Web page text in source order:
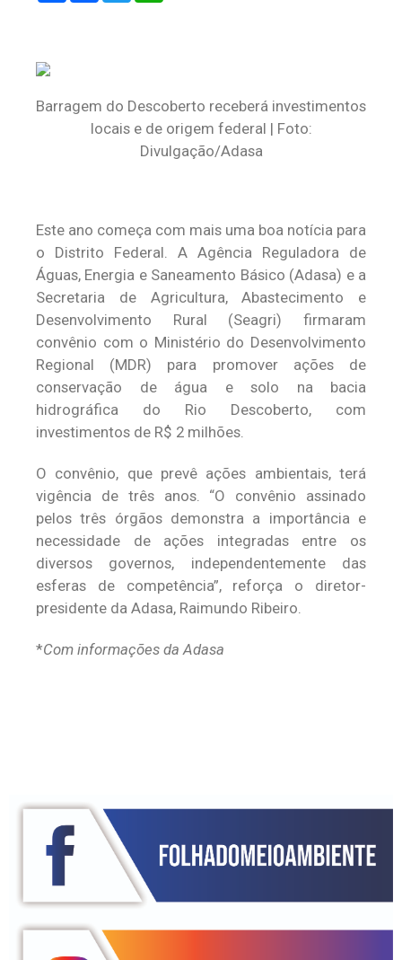
Barragem do Descoberto receberá investimentos
locais e de origem federal | Foto:
Divulgação/Adasa
Este ano começa com mais uma boa notícia para
o Distrito Federal. A Agência Reguladora de
Águas, Energia e Saneamento Básico (Adasa) e a
Secretaria de Agricultura, Abastecimento e
Desenvolvimento Rural (Seagri) firmaram
convênio com o Ministério do Desenvolvimento
Regional (MDR) para promover ações de
conservação de água e solo na bacia
hidrográfica do Rio Descoberto, com
investimentos de R$ 2 milhões.
O convênio, que prevê ações ambientais, terá
vigência de três anos. “O convênio assinado
pelos três órgãos demonstra a importância e
necessidade de ações integradas entre os
diversos governos, independentemente das
esferas de competência”, reforça o diretor-
presidente da Adasa, Raimundo Ribeiro.
*Com informações da Adasa